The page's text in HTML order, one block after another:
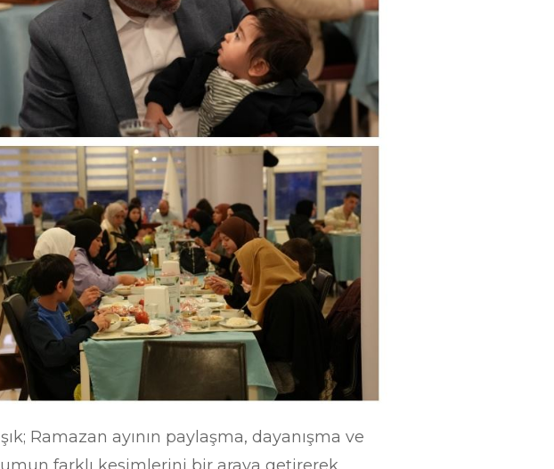
Ramazan ayının paylaşma, dayanışma ve